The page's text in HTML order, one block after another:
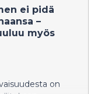
sitovaa
purkamiseksi
ei pidä
–
myös
on